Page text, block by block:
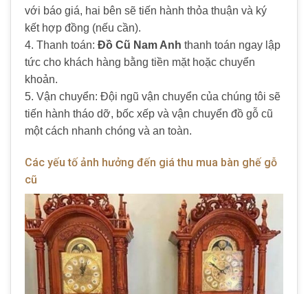
với báo giá, hai bên sẽ tiến hành thỏa thuận và ký
kết hợp đồng (nếu cần).
4. Thanh toán: Đồ Cũ Nam Anh thanh toán ngay lập
tức cho khách hàng bằng tiền mặt hoặc chuyển
khoản.
5. Vận chuyển: Đội ngũ vận chuyển của chúng tôi sẽ
tiến hành tháo dỡ, bốc xếp và vận chuyển đồ gỗ cũ
một cách nhanh chóng và an toàn.
Các yếu tố ảnh hưởng đến giá thu mua bàn ghế gỗ
cũ